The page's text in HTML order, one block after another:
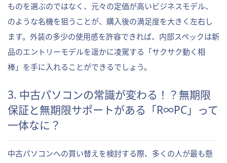
ものを選ぶのではなく、元々の定価が高いビジネスモデル、
のような名機を狙うことが、購入後の満足度を大きく左右し
ます。外装の多少の使用感を許容できれば、内部スペックは新
品のエントリーモデルを遥かに凌駕する「サクサク動く相
棒」を手に入れることができるでしょう。
3. 中古パソコンの常識が変わる！？無期限
保証と無期限サポートがある「R∞PC」って
一体なに？
中古パソコンへの買い替えを検討する際、多くの人が最も懸